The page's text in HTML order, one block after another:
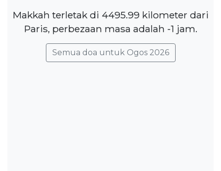
Makkah terletak di 4495.99 kilometer dari
Paris, perbezaan masa adalah -1 jam.
Semua doa untuk Ogos 2026